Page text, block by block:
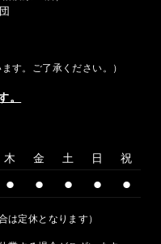
す。ご了承ください。）
木 金 土 日 祝
⚫︎ ⚫︎ ⚫︎ ⚫︎ ⚫︎
定休となります）